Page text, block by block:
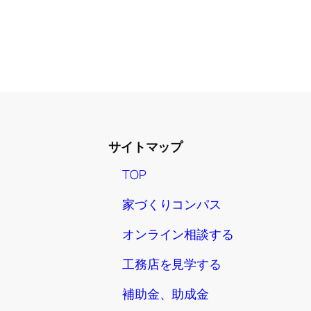
サイトマップ
TOP
家づくりコンパス
オンライン相談する
工務店を見学する
補助金、助成金